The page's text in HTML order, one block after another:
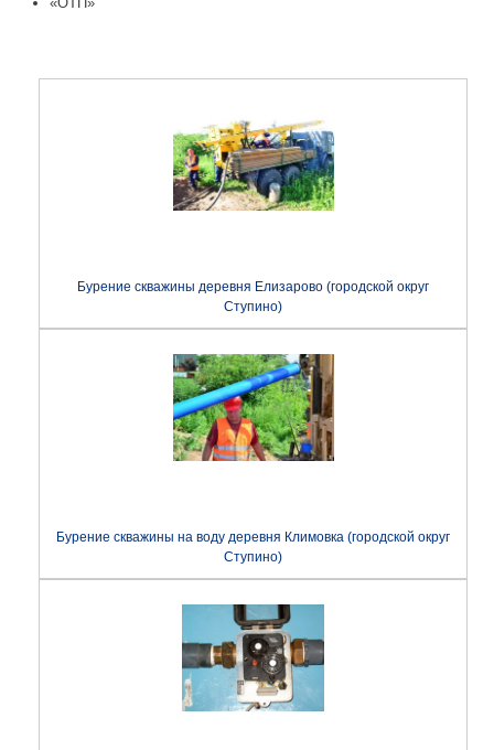
Бурение скважины деревня Елизарово (городской округ
Ступино)
Бурение скважины на воду деревня Климовка (городской округ
Ступино)